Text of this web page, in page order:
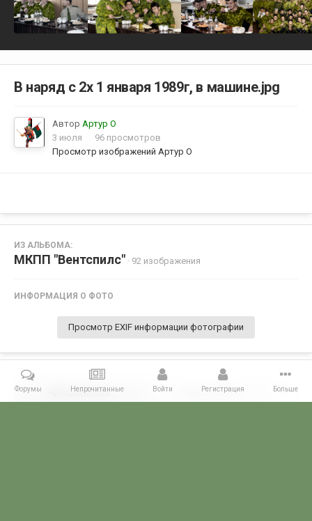
В наряд с 2х 1 января 1989г, в машине.jpg
Автор Артур О
3 июля
96 просмотров
Просмотр изображений Артур О
ИЗ АЛЬБОМА:
МКПП "Вентспилс" · 92 изображения
ИНФОРМАЦИЯ О ФОТО
Просмотр EXIF информации фотографии
Поделиться Подписчики 0
Форумы Непрочитанные Войти Регистрация Больше